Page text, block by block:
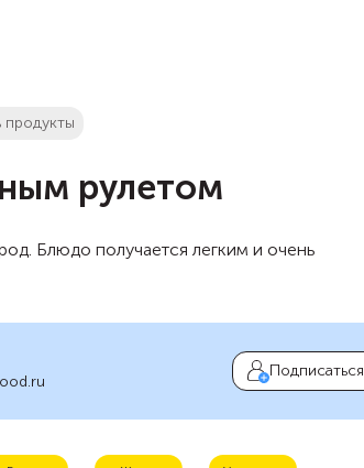
продукты
рулетом
Блюдо получается легким и очень
Подписаться